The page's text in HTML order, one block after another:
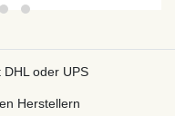
oder UPS
Herstellern